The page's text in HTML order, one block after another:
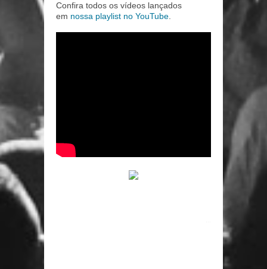
Confira todos os vídeos lançados
em nossa playlist no YouTube